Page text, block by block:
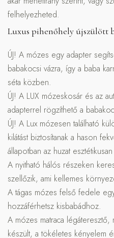
felhelyezheted.
Luxus pihenőhely újszülött
ÚJ! A mózes egy adapter
babakocsi vázra, így a baba
séta közben.
ÚJ! A LUX mózeskosár és az
adapterrel rögzíthető a
ÚJ! A Lux mózesen található
kilátást biztosítanak a hason
állapotban az huzat
A nyitható hálós részeken
szellőzik, ami kellemes
A tágas mózes felső fedele
hozzáférhetsz kisbabádhoz.
A mózes matraca
készült, a tökéletes kényelem